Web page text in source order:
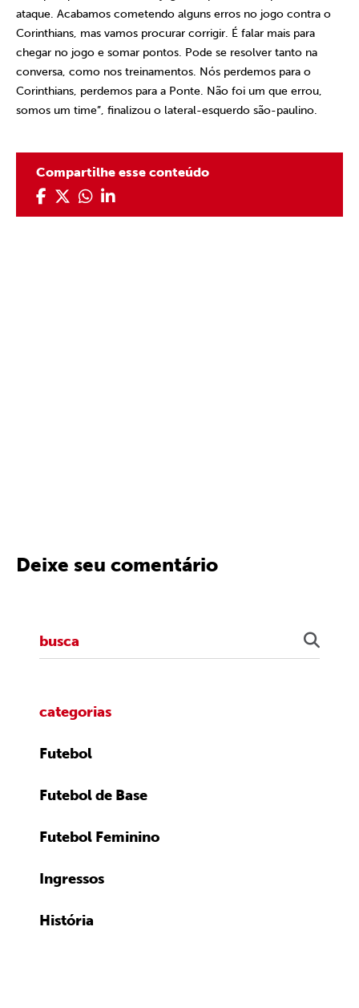
ataque. Acabamos cometendo alguns erros no jogo contra o
Corinthians, mas vamos procurar corrigir. É falar mais para
chegar no jogo e somar pontos. Pode se resolver tanto na
conversa, como nos treinamentos. Nós perdemos para o
Corinthians, perdemos para a Ponte. Não foi um que errou,
somos um time”, finalizou o lateral-esquerdo são-paulino.
Compartilhe esse conteúdo
Deixe seu comentário
categorias
Futebol
Futebol de Base
Futebol Feminino
Ingressos
História